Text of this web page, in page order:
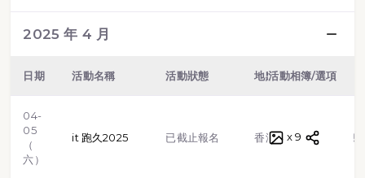
2025 年 4 月
日期 活動名稱 活動狀態 地點 類型
活動相簿/選項
04-
05
（
六）
it 跑久2025 已截止報名 香港 越野跑
x 9